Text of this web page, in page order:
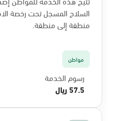
السلاح المسجل تحت رخصة
منطقة إلى منطقة.
مواطن
رسوم الخدمة
57.5 ريال